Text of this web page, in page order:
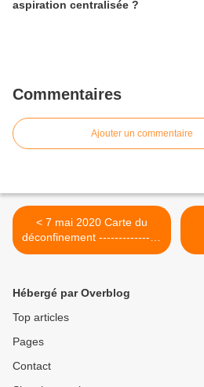
aspiration centralisée ?
Commentaires
Ajouter un commentaire
< 7 mai 2020 Carte du
déconfinement ----------------
----------- ( mise a jour le 7
Hébergé par Overblog
Top articles
Pages
Contact